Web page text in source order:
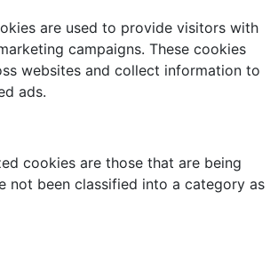
are used to provide visitors with
campaigns. These cookies
websites and collect information to
ads.
cookies are those that are being
not been classified into a category as